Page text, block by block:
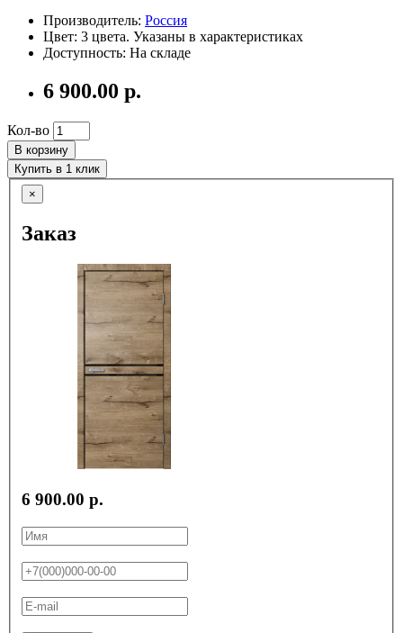
Производитель: Россия
Цвет: 3 цвета. Указаны в характеристиках
Доступность: На складе
6 900.00 р.
Кол-во
В корзину
Купить в 1 клик
×
Заказ
6 900.00 р.